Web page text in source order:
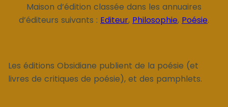
Maison d’édition classée dans les annuaires
d’éditeurs suivants : Editeur, Philosophie, Poésie.
Les éditions Obsidiane publient de la poésie (et
livres de critiques de poésie), et des pamphlets.